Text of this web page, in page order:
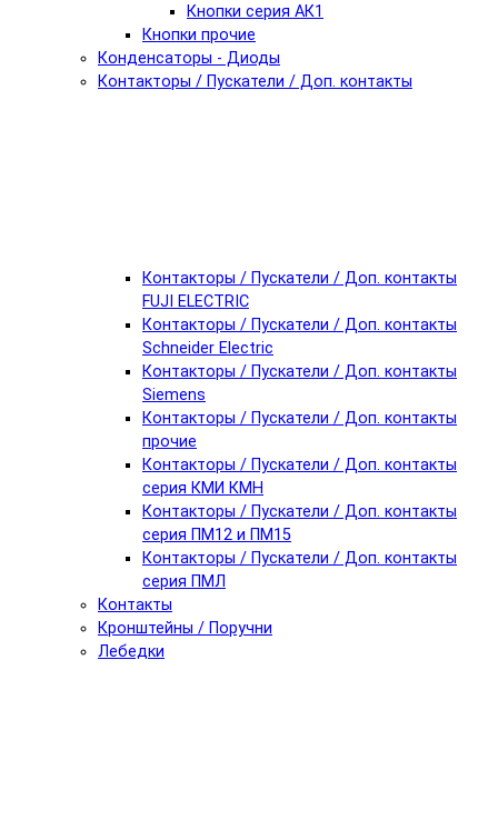
Кнопки серия АК1
Кнопки прочие
Конденсаторы - Диоды
Контакторы / Пускатели / Доп. контакты
Контакторы / Пускатели / Доп. контакты
FUJI ELECTRIC
Контакторы / Пускатели / Доп. контакты
Schneider Electric
Контакторы / Пускатели / Доп. контакты
Siemens
Контакторы / Пускатели / Доп. контакты
прочие
Контакторы / Пускатели / Доп. контакты
серия КМИ КМН
Контакторы / Пускатели / Доп. контакты
серия ПМ12 и ПМ15
Контакторы / Пускатели / Доп. контакты
серия ПМЛ
Контакты
Кронштейны / Поручни
Лебедки